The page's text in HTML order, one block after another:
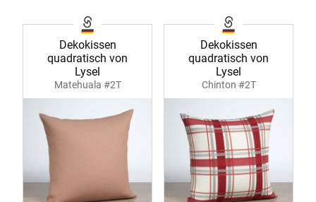
Dekokissen
quadratisch von
Lysel
Matehuala #2T
Dekokissen
quadratisch von
Lysel
Chinton #2T